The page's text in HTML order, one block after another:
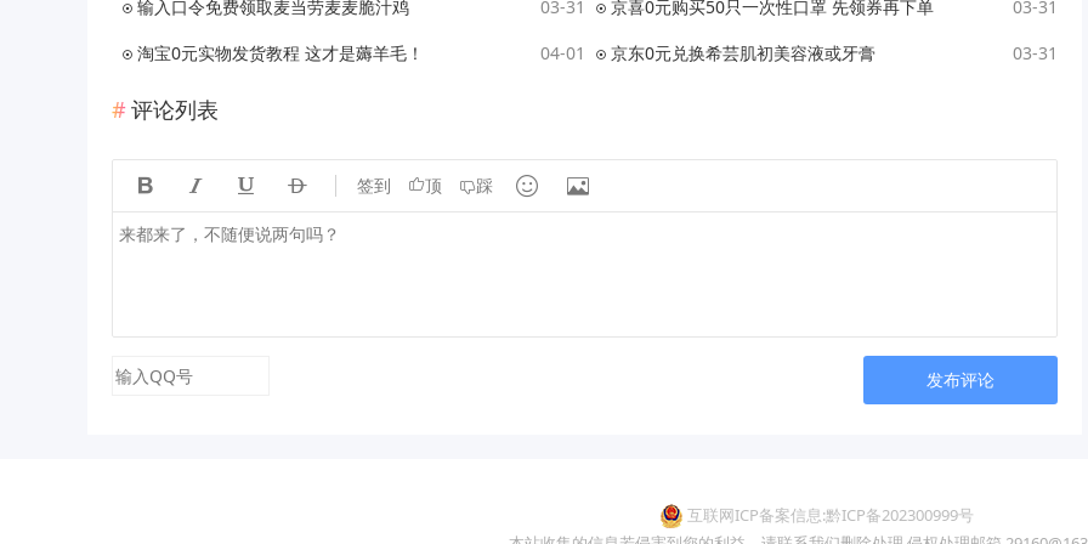
输入口令免费领取麦当劳麦麦脆汁鸡 03-31 京喜0元购买50只一次性口罩 先领券再下单
03-31
淘宝0元实物发货教程 这才是薅羊毛！
04-01 京东0元兑换希芸肌初美容液或牙膏 03-31
评论列表
    签到 顶 踩  
发布评论
互联网ICP备案信息:黔ICP备202300999号